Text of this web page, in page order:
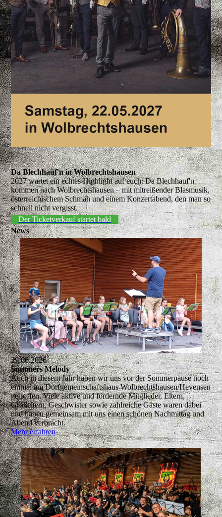
Da Blechhauf'n in Wolbrechtshausen
2027 wartet ein echtes Highlight auf euch: Da Blechhauf'n
kommen nach Wolbrechtshausen – mit mitreißender Blasmusik,
österreichischem Schmäh und einem Konzertabend, den man so
schnell nicht vergisst.
Der Ticketverkauf startet bald
News
29.06.2026
Summers Melody
Auch in diesem Jahr haben wir uns vor der Sommerpause noch
einmal am Dorfgemeinschaftshaus Wolbrechtshausen/Hevensen
getroffen. Viele aktive und fördernde Mitglieder, Eltern,
Großeltern, Geschwister sowie zahlreiche Gäste waren dabei
und haben gemeinsam mit uns einen schönen Nachmittag und
Abend verbracht.
Mehr erfahren